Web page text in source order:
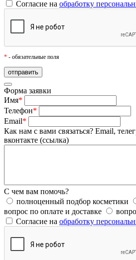
Согласие на обработку
* - обязательные поля
Форма заявки
Имя*
Телефон*
Email*
Как нам с вами связаться? Email,
вконтакте (ссылка)
С чем вам помочь?
полноценный подбор косметики
вопрос по оплате и доставке
Согласие на обработку